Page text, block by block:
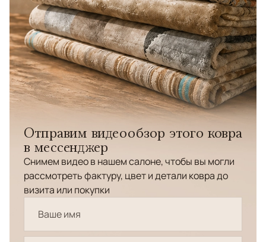
Отправим видеообзор этого ковра
в мессенджер
Снимем видео в нашем салоне, чтобы вы могли
рассмотреть фактуру, цвет и детали ковра до
визита или покупки